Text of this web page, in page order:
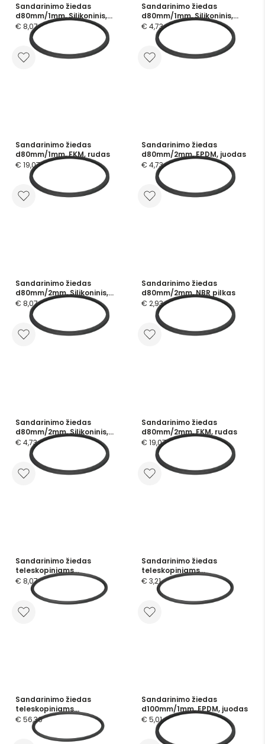
Sandarinimo žiedas
d80mm/1mm, Silikoninis,
mėlynas
€ 8,07
Sandarinimo žiedas
d80mm/1mm, Silikoninis,
skaidrus
€ 4,73
Sandarinimo žiedas
d80mm/1mm, FKM, rudas
€ 19,07
Sandarinimo žiedas
d80mm/2mm, EPDM, juodas
€ 4,73
Sandarinimo žiedas
d80mm/2mm, Silikoninis,
mėlynas
€ 8,07
Sandarinimo žiedas
d80mm/2mm, NBR pilkas
€ 2,93
Sandarinimo žiedas
d80mm/2mm, Silikoninis,
skaidrus
€ 4,73
Sandarinimo žiedas
d80mm/2mm, FKM, rudas
€ 19,07
Sandarinimo žiedas
teleskopiniams
vamzdžiams d100mm, EPDM
€ 8,07
Sandarinimo žiedas
teleskopiniams
vamzdžiams d100mm, NBR
€ 3,21
Sandarinimo žiedas
teleskopiniams
vamzdžiams d100mm, FKM
€ 56,36
Sandarinimo žiedas
d100mm/1mm, EPDM, juodas
€ 5,01